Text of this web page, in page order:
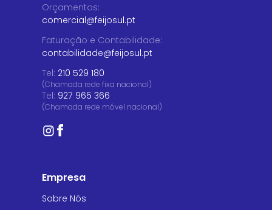
Orçamentos:
comercial@feijosul.pt
Faturação e Contabilidade:
contabilidade@feijosul.pt
Tel: 210 529 180
(Chamada rede fixa nacional)
Tel: 927 965 366
(Chamada rede móvel nacional)
Empresa
Sobre Nós